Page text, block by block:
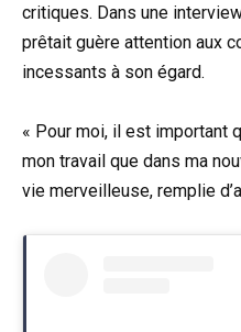
critiques. Dans une
prêtait guère attention aux
incessants à son égard.
« Pour moi, il est important
mon travail que dans ma
vie merveilleuse, remplie